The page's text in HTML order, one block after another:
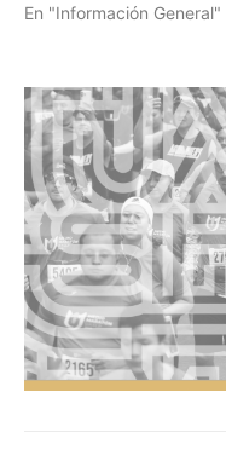
En "Información General"